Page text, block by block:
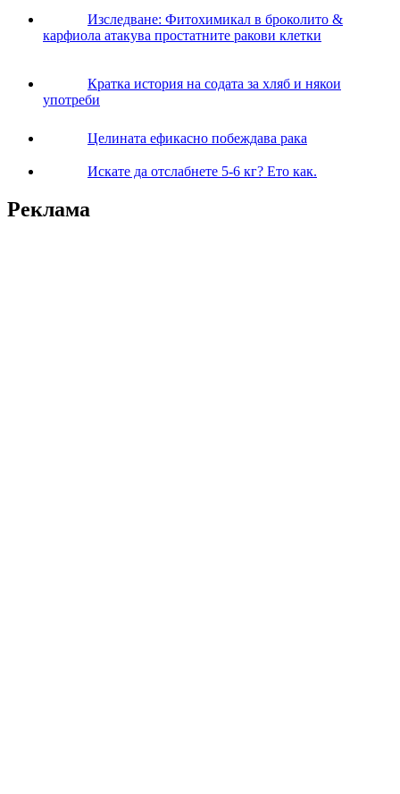
Изследване: Фитохимикал в броколито &
карфиола атакува простатните ракови клетки
Кратка история на содата за хляб и някои
употреби
Целината ефикасно побеждава рака
Искате да отслабнете 5-6 кг? Ето как.
Реклама